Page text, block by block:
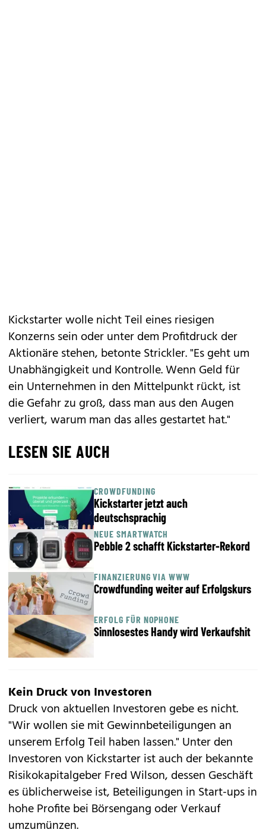
Kickstarter wolle nicht Teil eines riesigen
Konzerns sein oder unter dem Profitdruck der
Aktionäre stehen, betonte Strickler. "Es geht um
Unabhängigkeit und Kontrolle. Wenn Geld für
ein Unternehmen in den Mittelpunkt rückt, ist
die Gefahr zu groß, dass man aus den Augen
verliert, warum man das alles gestartet hat."
LESEN SIE AUCH
CROWDFUNDING
Kickstarter jetzt auch
deutschsprachig
NEUE SMARTWATCH
Pebble 2 schafft Kickstarter-Rekord
FINANZIERUNG VIA WWW
Crowdfunding weiter auf Erfolgskurs
ERFOLG FÜR NOPHONE
Sinnlosestes Handy wird Verkaufshit
Kein Druck von Investoren
Druck von aktuellen Investoren gebe es nicht.
"Wir wollen sie mit Gewinnbeteiligungen an
unserem Erfolg Teil haben lassen." Unter den
Investoren von Kickstarter ist auch der bekannte
Risikokapitalgeber Fred Wilson, dessen Geschäft
es üblicherweise ist, Beteiligungen in Start-ups in
hohe Profite bei Börsengang oder Verkauf
umzumünzen.